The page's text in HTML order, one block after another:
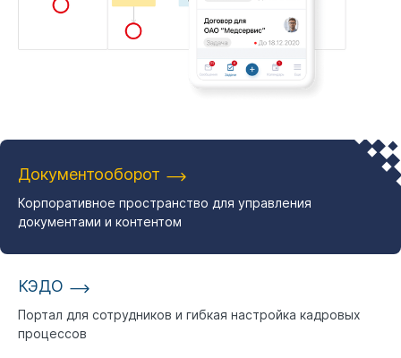
Документооборот
Корпоративное пространство для управления
документами и контентом
КЭДО
Портал для сотрудников и гибкая настройка кадровых
процессов